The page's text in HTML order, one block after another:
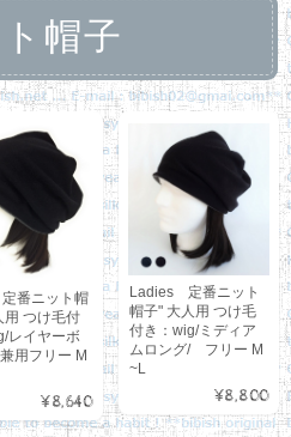
帽子
番ニット帽
用 つけ毛付
レイヤーボ
用フリー M
¥8,640
Ladies 定番ニット
帽子" 大人用 つけ毛
付き：wig/ミディア
ムロング/ フリー M
~L
¥8,800